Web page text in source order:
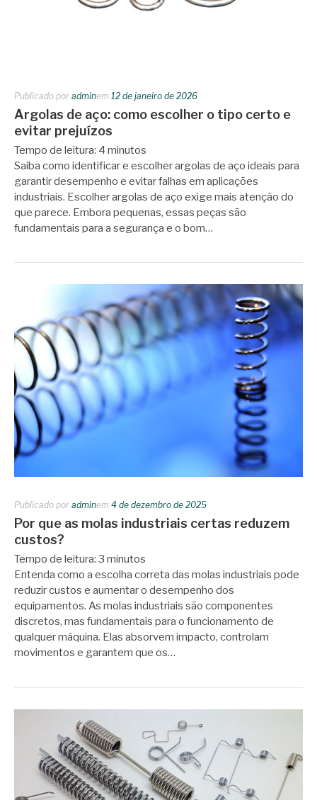
Publicado por adminem 12 de janeiro de 2026
Argolas de aço: como escolher o tipo certo e
evitar prejuízos
Tempo de leitura: 4 minutos
Saiba como identificar e escolher argolas de aço ideais para
garantir desempenho e evitar falhas em aplicações
industriais. Escolher argolas de aço exige mais atenção do
que parece. Embora pequenas, essas peças são
fundamentais para a segurança e o bom…
Publicado por adminem 4 de dezembro de 2025
Por que as molas industriais certas reduzem
custos?
Tempo de leitura: 3 minutos
Entenda como a escolha correta das molas industriais pode
reduzir custos e aumentar o desempenho dos
equipamentos. As molas industriais são componentes
discretos, mas fundamentais para o funcionamento de
qualquer máquina. Elas absorvem impacto, controlam
movimentos e garantem que os…